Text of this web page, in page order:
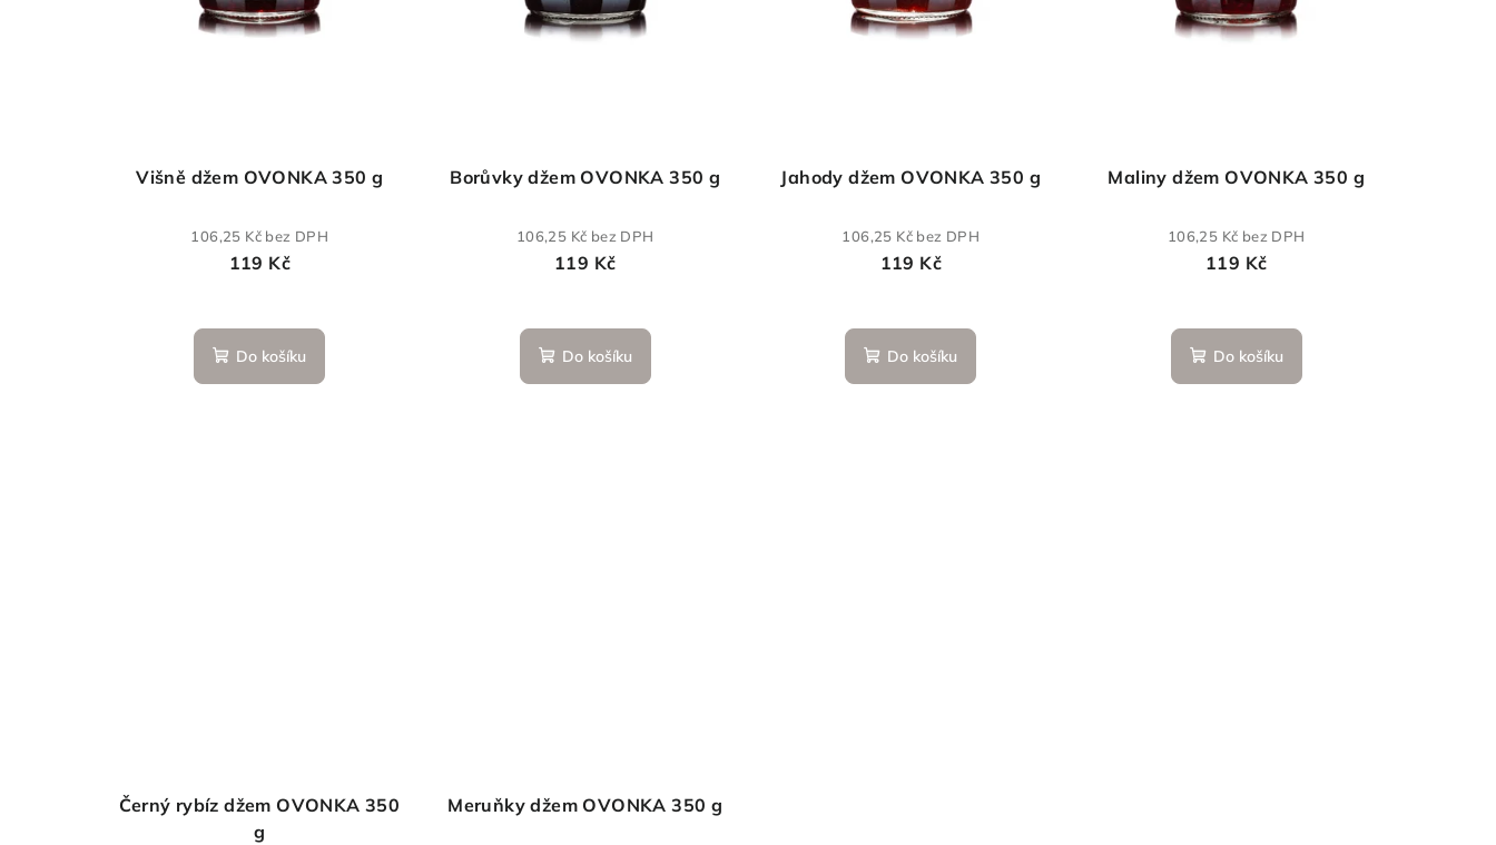
Višně džem OVONKA 350 g
106,25 Kč bez DPH
119 Kč
Do košíku
Borůvky džem OVONKA 350 g
106,25 Kč bez DPH
119 Kč
Do košíku
Jahody džem OVONKA 350 g
106,25 Kč bez DPH
119 Kč
Do košíku
Maliny džem OVONKA 350 g
106,25 Kč bez DPH
119 Kč
Do košíku
Černý rybíz džem OVONKA 350
g
Meruňky džem OVONKA 350 g